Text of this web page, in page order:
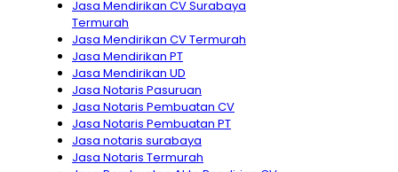
Jasa Mendirikan CV Surabaya
Termurah
Jasa Mendirikan CV Termurah
Jasa Mendirikan PT
Jasa Mendirikan UD
Jasa Notaris Pasuruan
Jasa Notaris Pembuatan CV
Jasa Notaris Pembuatan PT
Jasa notaris surabaya
Jasa Notaris Termurah